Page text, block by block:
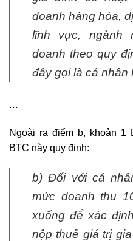
doanh hàng hóa,
lĩnh vực, ngành
doanh theo quy
đây gọi là cá nhân
…
Ngoài ra điểm b, khoản 1
BTC này quy định:
b) Đối với cá
mức doanh thu
xuống để xác
nộp thuế giá trị